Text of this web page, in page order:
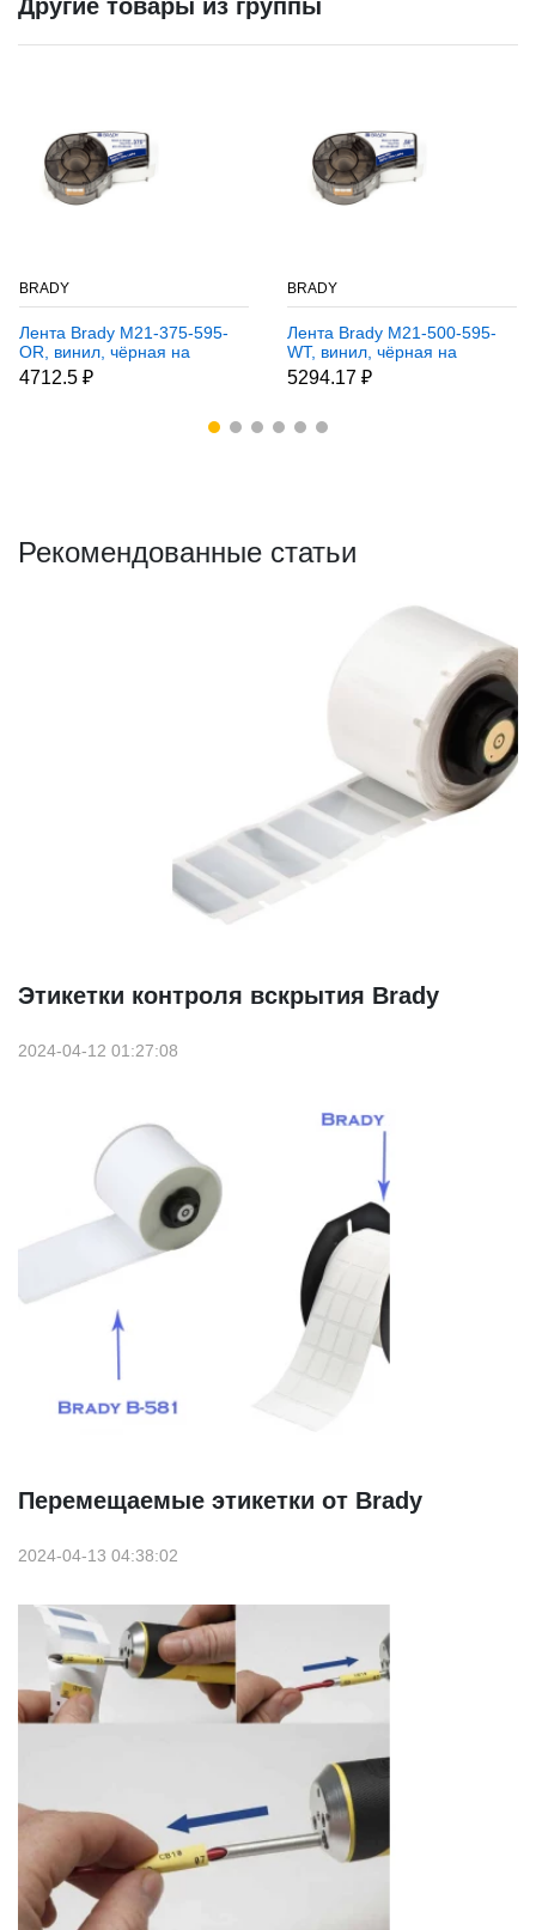
Другие товары из группы
BRADY
Лента Brady M21-375-595-
OR, винил, чёрная на
оранжевом, 9,53 ммх6,4 м
4712.5 ₽
BRADY
Лента Brady M21-500-595-
WT, винил, чёрная на
белом, 12,7 ммх6,4 м
5294.17 ₽
Рекомендованные статьи
Этикетки контроля вскрытия Brady
2024-04-12 01:27:08
Перемещаемые этикетки от Brady
2024-04-13 04:38:02